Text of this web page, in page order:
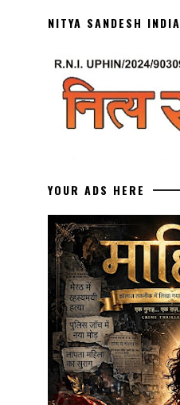
NITYA SANDESH INDIA
YOUR ADS HERE